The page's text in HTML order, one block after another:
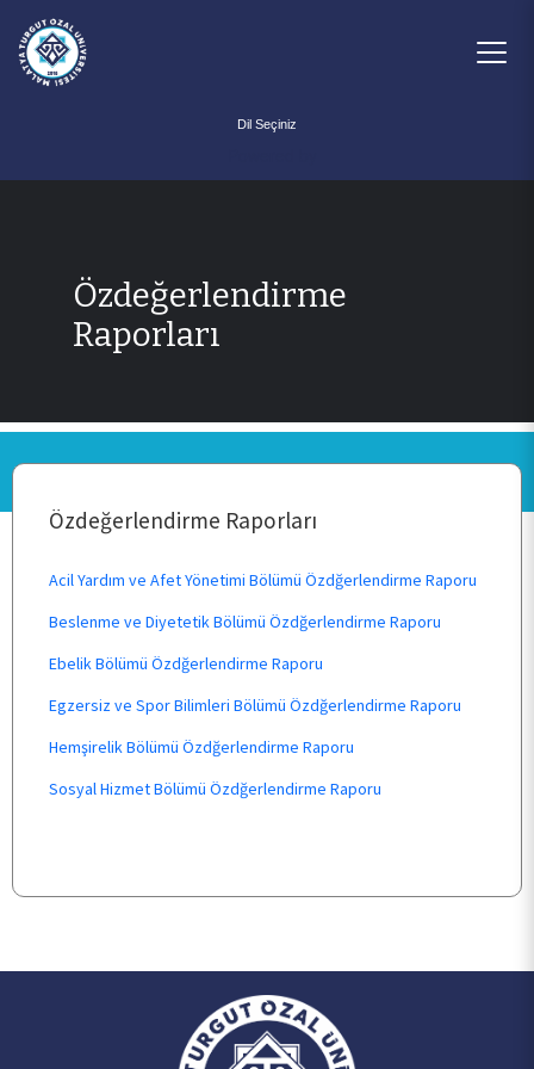
ANA SAYFA
PERSONEL
BÖLÜMLER
ÖĞRENCİ
ARAŞTIRMA
Özdeğerlendirme
Raporları
Özdeğerlendirme Raporları
Acil Yardım ve Afet Yönetimi Bölümü Özdğerlendirme Raporu
Beslenme ve Diyetetik Bölümü Özdğerlendirme Raporu
Ebelik Bölümü Özdğerlendirme Raporu
Egzersiz ve Spor Bilimleri Bölümü Özdğerlendirme Raporu
Hemşirelik Bölümü Özdğerlendirme Raporu
Sosyal Hizmet Bölümü Özdğerlendirme Raporu